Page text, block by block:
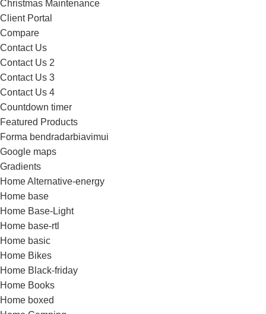
Christmas Maintenance
Client Portal
Compare
Contact Us
Contact Us 2
Contact Us 3
Contact Us 4
Countdown timer
Featured Products
Forma bendradarbiavimui
Google maps
Gradients
Home Alternative-energy
Home base
Home Base-Light
Home base-rtl
Home basic
Home Bikes
Home Black-friday
Home Books
Home boxed